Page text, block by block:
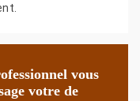
vous
votre de